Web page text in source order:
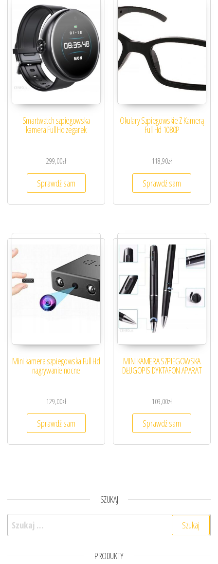
Smartwatch szpiegowska
kamera Full Hd zegarek
299,00zł
Sprawdź sam
Okulary Szpiegowskie Z Kamerą
Full Hd 1080P
118,90zł
Sprawdź sam
Mini kamera szpiegowska Full Hd
nagrywanie nocne
129,00zł
Sprawdź sam
MINI KAMERA SZPIEGOWSKA
DŁUGOPIS DYKTAFON APARAT
109,00zł
Sprawdź sam
SZUKAJ
Szukaj:
PRODUKTY